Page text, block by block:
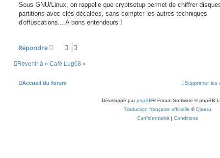
Sous GNU/Linux, on rappelle que cryptsetup permet de chiffrer
partitions avec clés décalées, sans compter les autres techniques
d'offuscations... A bons entendeurs !
Répondre
Revenir à « Café Lug68 »
Accueil du forum Supprimer les
Développé parphpBB® Forum Software © phpBB
Traduction française officielle ©Qiaeru
Confidentialité | Conditions